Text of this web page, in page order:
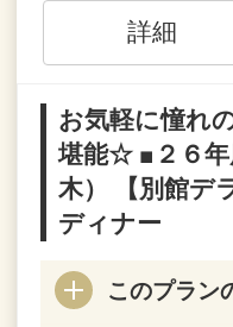
※割引適用後の
ーからお進みい
さい。
※宿泊期間中す
氏名・客室タイ
一であることが
詳細
お気軽に憧れ
堪能☆ ■２６
木） 【別館デ
ディナー
このプラン